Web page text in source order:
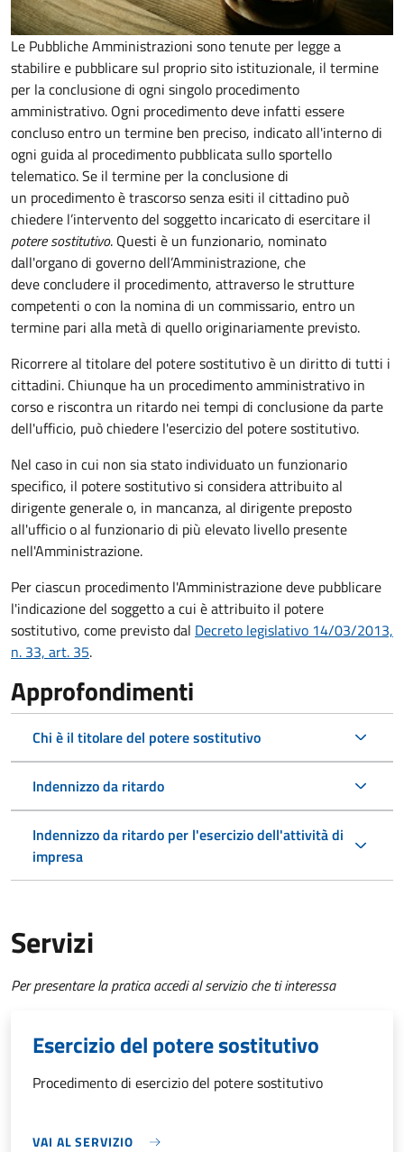
Le Pubbliche Amministrazioni sono tenute per legge a
stabilire e pubblicare sul proprio sito istituzionale, il termine
per la conclusione di ogni singolo procedimento
amministrativo. Ogni procedimento deve infatti essere
concluso entro un termine ben preciso, indicato all'interno di
ogni guida al procedimento pubblicata sullo sportello
telematico. Se il termine per la conclusione di
un procedimento è trascorso senza esiti il cittadino può
chiedere l’intervento del soggetto incaricato di esercitare il
potere sostitutivo. Questi è un funzionario, nominato
dall'organo di governo dell’Amministrazione, che
deve concludere il procedimento, attraverso le strutture
competenti o con la nomina di un commissario, entro un
termine pari alla metà di quello originariamente previsto.
Ricorrere al titolare del potere sostitutivo è un diritto di tutti i
cittadini. Chiunque ha un procedimento amministrativo in
corso e riscontra un ritardo nei tempi di conclusione da parte
dell'ufficio, può chiedere l'esercizio del potere sostitutivo.
Nel caso in cui non sia stato individuato un funzionario
specifico, il potere sostitutivo si considera attribuito al
dirigente generale o, in mancanza, al dirigente preposto
all'ufficio o al funzionario di più elevato livello presente
nell'Amministrazione.
Per ciascun procedimento l'Amministrazione deve pubblicare
l'indicazione del soggetto a cui è attribuito il potere
sostitutivo, come previsto dal Decreto legislativo 14/03/2013,
n. 33, art. 35.
Approfondimenti
Chi è il titolare del potere sostitutivo
Indennizzo da ritardo
Indennizzo da ritardo per l'esercizio dell'attività di
impresa
Servizi
Per presentare la pratica accedi al servizio che ti interessa
Esercizio del potere sostitutivo
Procedimento di esercizio del potere sostitutivo
VAI AL SERVIZIO